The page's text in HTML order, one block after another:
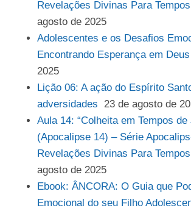
Revelações Divinas Para
agosto de 2025
Adolescentes e os Desafios
Encontrando Esperança em Deus
2025
Lição 06: A ação do Espírito
adversidades
23 de agosto de
Aula 14: “Colheita em Tempos de
(Apocalipse 14) – Série
Revelações Divinas Para
agosto de 2025
Ebook: ÂNCORA: O Guia que
Emocional do seu Filho